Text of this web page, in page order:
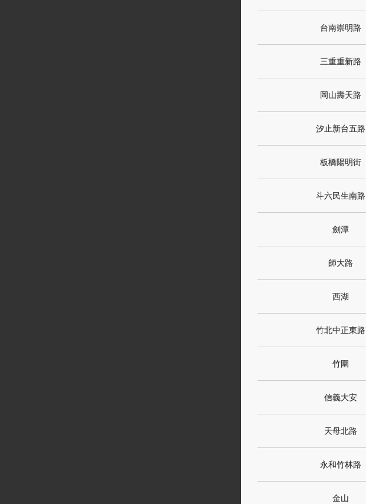
台南崇明路
三重重新路
岡山壽天路
汐止新台五路
板橋陽明街
斗六民生南路
劍潭
師大路
西湖
竹北中正東路
竹圍
信義大安
天母北路
永和竹林路
金山